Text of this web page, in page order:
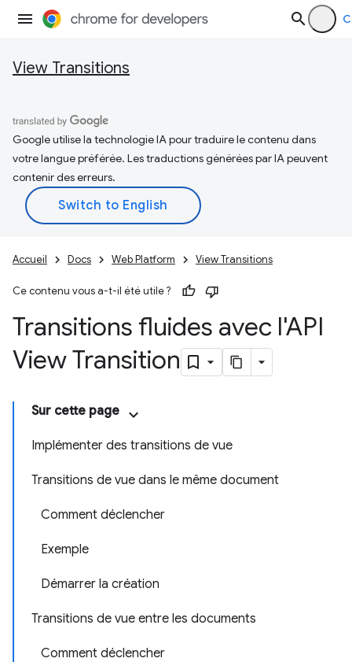
View Transitions
Google utilise la technologie IA pour traduire le contenu dans
votre langue préférée. Les traductions générées par IA peuvent
contenir des erreurs.
Accueil Docs Web Platform View Transitions
Ce contenu vous a-t-il été utile ?
Transitions fluides avec l'API
View Transition
Sur cette page
Implémenter des transitions de vue
Transitions de vue dans le même document
Comment déclencher
Exemple
Démarrer la création
Transitions de vue entre les documents
Comment déclencher